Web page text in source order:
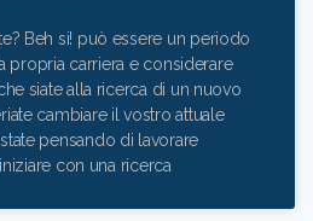
Beh si! può essere un periodo
propria carriera e considerare
siate alla ricerca di un nuovo
cambiare il vostro attuale
pensando di lavorare
con una ricerca